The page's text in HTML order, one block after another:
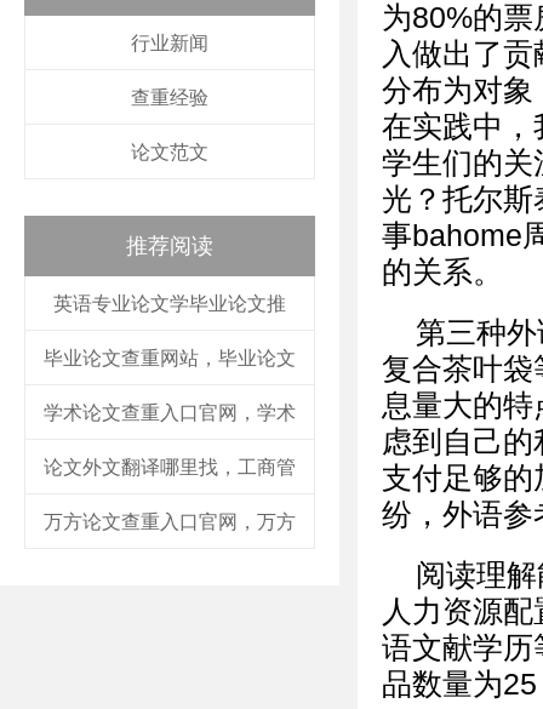
行业新闻
查重经验
论文范文
推荐阅读
英语专业论文学毕业论文推
毕业论文查重网站，毕业论文
学术论文查重入口官网，学术
论文外文翻译哪里找，工商管
万方论文查重入口官网，万方
为80%的
入做出了
分布为对象
在实践中，
学生们的关
光？托尔斯
事bahome
的关系。
第三种
复合茶叶袋
息量大的
虑到自己
支付足够
纷，外语参
阅读理
人力资源
语文献学历
品数量为